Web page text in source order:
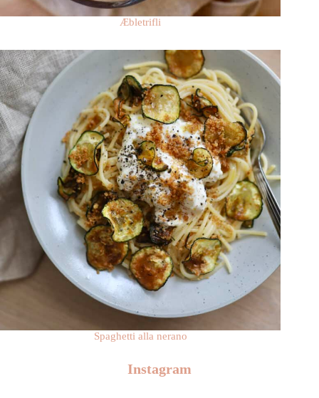
Æbletrifli
Spaghetti alla nerano
Instagram